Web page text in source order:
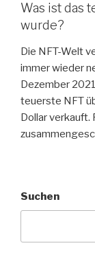
Was ist das
wurde?
Die NFT-Welt
immer wieder
Dezember
teuerste NFT
Dollar verkauft.
Suchen